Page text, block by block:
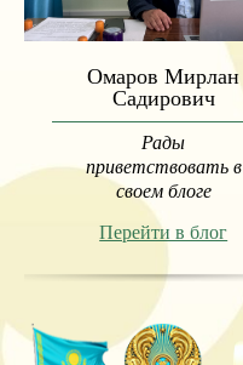
Омаров Мирлан
Садирович
Рады
приветствовать в
своем блоге
Перейти в блог